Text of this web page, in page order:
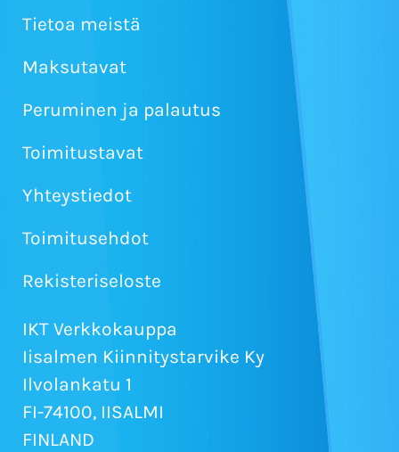
Tietoa meistä
Maksutavat
Peruminen ja palautus
Toimitustavat
Yhteystiedot
Toimitusehdot
Rekisteriseloste
IKT Verkkokauppa
Iisalmen Kiinnitystarvike Ky
Ilvolankatu 1
FI-74100, IISALMI
FINLAND